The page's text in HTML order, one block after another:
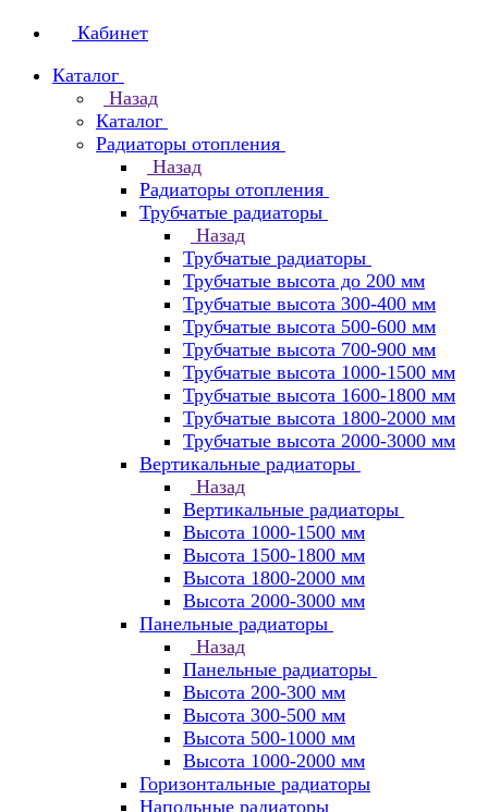
Кабинет
Каталог
Назад
Каталог
Радиаторы отопления
Назад
Радиаторы отопления
Трубчатые радиаторы
Назад
Трубчатые радиаторы
Трубчатые высота до 200 мм
Трубчатые высота 300-400 мм
Трубчатые высота 500-600 мм
Трубчатые высота 700-900 мм
Трубчатые высота 1000-1500 мм
Трубчатые высота 1600-1800 мм
Трубчатые высота 1800-2000 мм
Трубчатые высота 2000-3000 мм
Вертикальные радиаторы
Назад
Вертикальные радиаторы
Высота 1000-1500 мм
Высота 1500-1800 мм
Высота 1800-2000 мм
Высота 2000-3000 мм
Панельные радиаторы
Назад
Панельные радиаторы
Высота 200-300 мм
Высота 300-500 мм
Высота 500-1000 мм
Высота 1000-2000 мм
Горизонтальные радиаторы
Напольные радиаторы